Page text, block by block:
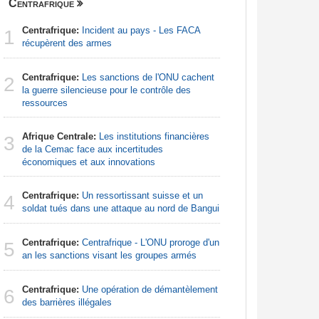
Centrafrique
1 Centrafrique: Incident au pays - Les FACA
récupèrent des armes
2 Centrafrique: Les sanctions de l'ONU cachent
la guerre silencieuse pour le contrôle des
ressources
3 Afrique Centrale: Les institutions financières
de la Cemac face aux incertitudes
économiques et aux innovations
4 Centrafrique: Un ressortissant suisse et un
soldat tués dans une attaque au nord de Bangui
5 Centrafrique: Centrafrique - L'ONU proroge d'un
an les sanctions visant les groupes armés
6 Centrafrique: Une opération de démantèlement
des barrières illégales